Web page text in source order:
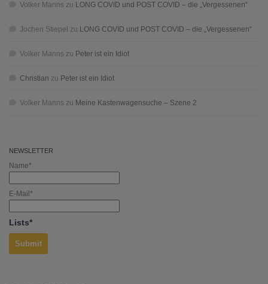
Volker Manns zu LONG COVID und POST COVID – die „Vergessenen“
Jochen Stiepel zu LONG COVID und POST COVID – die „Vergessenen“
Volker Manns zu Peter ist ein Idiot
Christian zu Peter ist ein Idiot
Volker Manns zu Meine Kastenwagensuche – Szene 2
NEWSLETTER
Name*
E-Mail*
Lists*